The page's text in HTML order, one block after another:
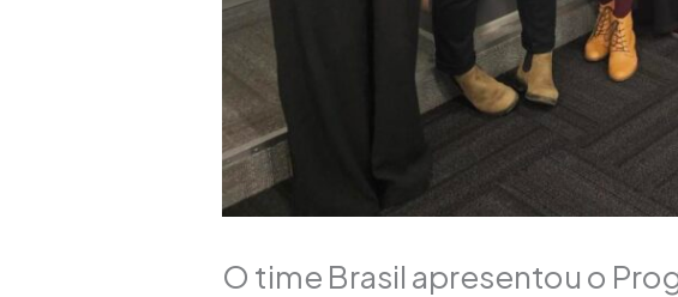
O time Brasil apresentou o